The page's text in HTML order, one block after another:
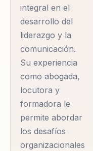
líderes y equipos para
alcanzar su máximo
potencial. Graduada
de la Universidad de
Ramon Llull en
Barcelona, España, y
con una sólida
formación en
Sicología Holística, ha
integral en el
desarrollo del
liderazgo y la
comunicación.
Su experiencia
como abogada,
locutora y
formadora le
permite abordar
los desafíos
organizacionales